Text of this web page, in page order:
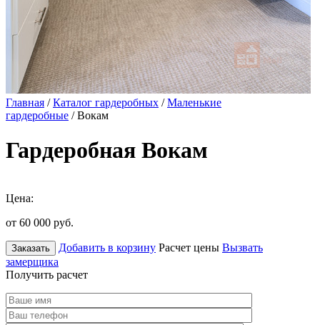
Главная /Каталог гардеробных /Маленькие
гардеробные / Вокам
Гардеробная Вокам
Цена:
от 60 000 руб.
Заказать Добавить в корзину Расчет цены Вызвать
замерщика
Получить расчет